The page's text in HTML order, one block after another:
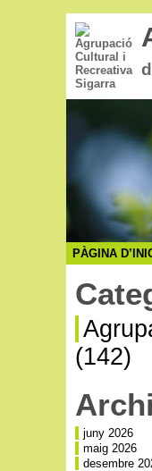
PÀGINA
(142)
juny 2026
maig 2026
desembre